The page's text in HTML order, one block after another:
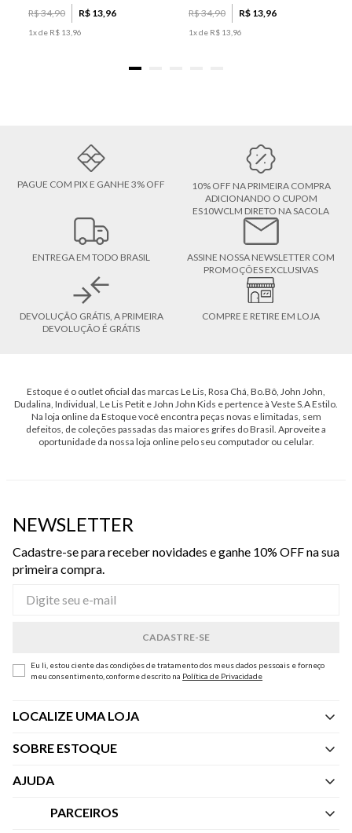
R$34,90 R$ 13 96
1x de R$ 13 96
R$34,90 R$ 13 96
1x de R$ 13 96
PAGUE COM PIX E GANHE 3% OFF
10% OFF NA PRIMEIRA COMPRA
ADICIONANDO O CUPOM
ES10WCLM DIRETO NA SACOLA
ENTREGA EM TODO BRASIL
ASSINE NOSSA NEWSLETTER COM
PROMOÇÕES EXCLUSIVAS
DEVOLUÇÃO GRÁTIS, A PRIMEIRA
DEVOLUÇÃO É GRÁTIS
COMPRE E RETIRE EM LOJA
Estoque é o outlet oficial das marcas Le Lis, Rosa Chá, Bo.Bô, John John,
Dudalina, Individual, Le Lis Petit e John John Kids e pertence à Veste S.A Estilo.
Na loja online da Estoque você encontra peças novas e limitadas, sem
defeitos, de coleções passadas das maiores grifes do Brasil. Aproveite a
oportunidade da nossa loja online pelo seu computador ou celular.
NEWSLETTER
Cadastre-se para receber novidades e ganhe 10% OFF na sua
primeira compra.
Eu li, estou ciente das condições de tratamento dos meus dados pessoais e forneço
meu consentimento, conforme descrito na Política de Privacidade
LOCALIZE UMA LOJA
SOBRE ESTOQUE
Quem Somos
AJUDA
Central de Atendimento
PARCEIROS